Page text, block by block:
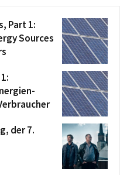
Part 1:
Sources
der 7.